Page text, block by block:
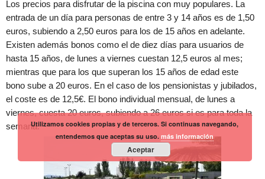
Los precios para disfrutar de la piscina con muy populares. La
entrada de un día para personas de entre 3 y 14 años es de 1,50
euros, subiendo a 2,50 euros para los de 15 años en adelante.
Existen además bonos como el de diez días para usuarios de
hasta 15 años, de lunes a viernes cuestan 12,5 euros al mes;
mientras que para los que superan los 15 años de edad este
bono sube a 20 euros. En el caso de los pensionistas y jubilados,
el coste es de 12,5€. El bono individual mensual, de lunes a
viernes, cuesta 20 euros, subiendo a 26 euros si es para toda la
semana.Utilizamos cookies propias y de terceros. Si continuas navegando,
entendemos que aceptas su uso.más información
Aceptar